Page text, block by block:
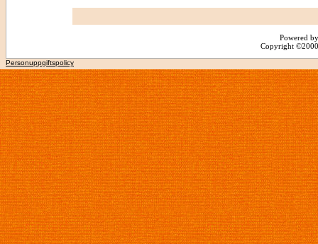
Powered
Copyright
Personuppgiftspolicy